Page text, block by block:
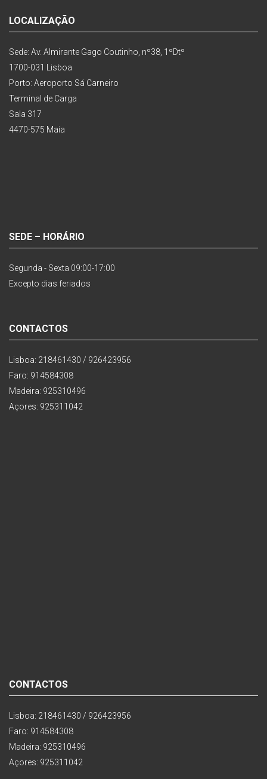
LOCALIZAÇÃO
Sede: Av. Almirante Gago Coutinho, nº38, 1ºDtº
1700-031 Lisboa
Porto: Aeroporto Sá Carneiro
Terminal de Carga
Sala 317
4470-575 Maia
SEDE – HORÁRIO
Segunda - Sexta 09:00-17:00
Excepto dias feriados
CONTACTOS
Lisboa: 218461430 / 926423956
Faro: 914584308
Madeira: 925310496
Açores: 925311042
CONTACTOS
Lisboa: 218461430 / 926423956
Faro: 914584308
Madeira: 925310496
Açores: 925311042